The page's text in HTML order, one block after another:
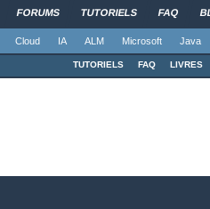
FORUMS TUTORIELS FAQ
Cloud IA ALM Microsoft Java
TUTORIELS FAQ LIVRES